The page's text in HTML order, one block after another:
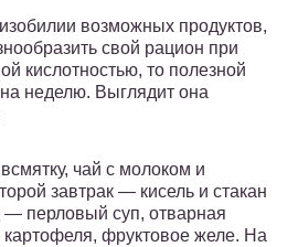
возможных продуктов,
свой рацион при
кислотностью, то полезной
неделю. Выглядит она
чай с молоком и
завтрак — кисель и стакан
перловый суп, отварная
картофеля, фруктовое желе. На